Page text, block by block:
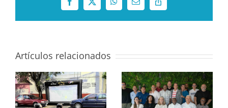
Facebook
X WhatsAppCorreo
electrónico
Copy
Link
Artículos relacionados